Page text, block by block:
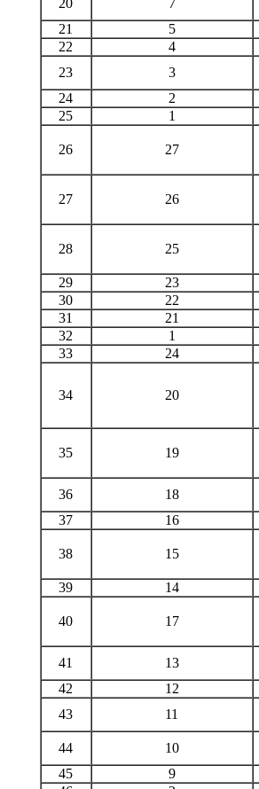
20 7
21
5
22
4
23
3
24
2
25
1
26 27
27 26
28 25
29 23
30
22
31
21
32
1
33
24
34 20
35 19
36 18
37
16
38 15
39 14
40 17
41 13
42
12
43
11
44 10
45
9